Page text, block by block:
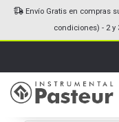
Envío Gratis en compras
condiciones) - 2 y